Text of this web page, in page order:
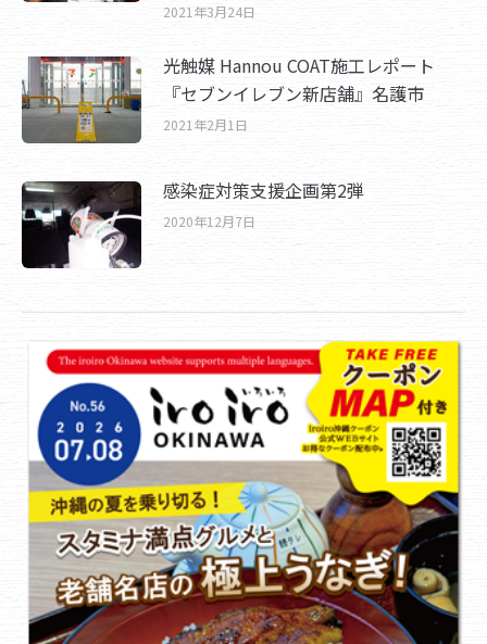
2021年3月24日
光触媒 Hannou COAT施工レポート
『セブンイレブン新店舗』名護市
2021年2月1日
感染症対策支援企画第2弾
2020年12月7日